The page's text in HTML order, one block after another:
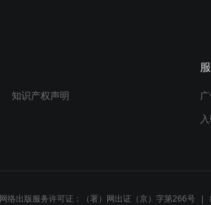
知识产权声明
网络出版服务许可证：（署）网出证（京）字第266号